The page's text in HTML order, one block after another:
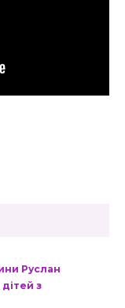
Руслан
з